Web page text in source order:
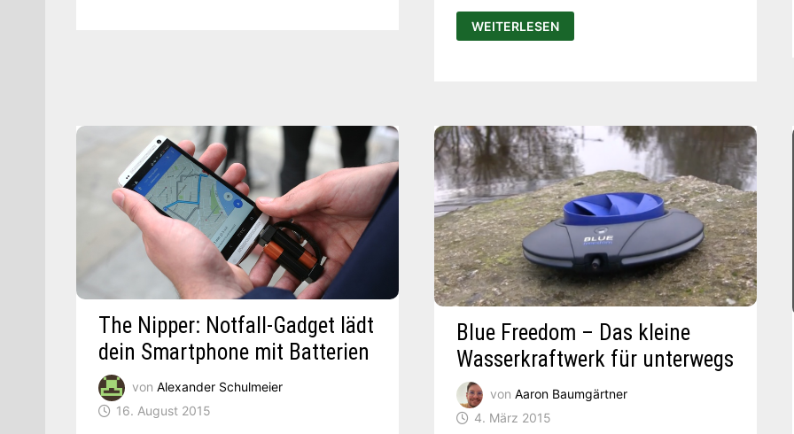
RUMPL
PUFFE
–
WEITERLESEN
The Nipper: Notfall-Gadget lädt
dein Smartphone mit Batterien
vonAlexander Schulmeier
16. August 2015
Blue Freedom – Das kleine
Wasserkraftwerk für unterwegs
von Aaron Baumgärtner
4. März 2015